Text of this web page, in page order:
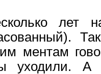
лет
ментам
уходили. А